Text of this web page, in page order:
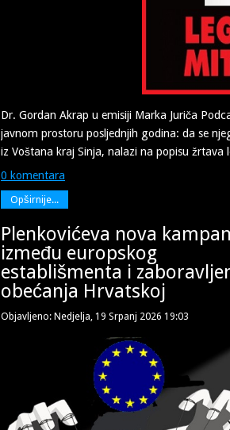
Dr. Gordan Akrap u emisiji Marka Juriča
javnom prostoru posljednjih godina: da se
iz Voštana kraj Sinja, nalazi na popisu žrtava
0 komentara
Opširnije...
Plenkovićeva nova
između europskog
establišmenta i
obećanja Hrvatskoj
Objavljeno: Nedjelja, 19 Srpanj 2026 19:03